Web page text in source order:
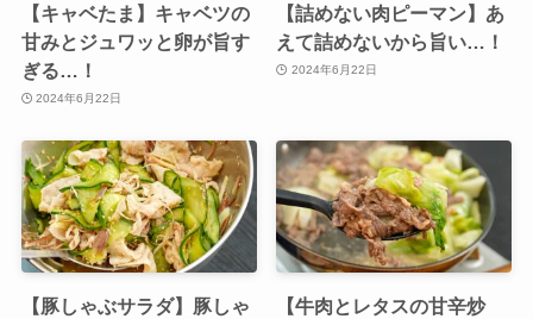
【キャベたま】キャベツの
甘みとジュワッと卵が旨す
ぎる…！
2024年6月22日
【詰めない肉ピーマン】あ
えて詰めないから旨い…！
2024年6月22日
【豚しゃぶサラダ】豚しゃ
【牛肉とレタスの甘辛炒